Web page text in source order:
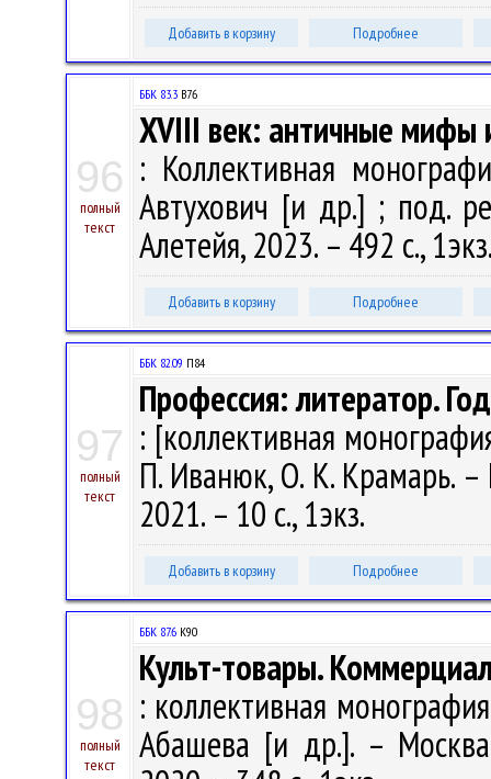
Добавить в корзину Подробнее
96
полный
текст
ББК 83.3 В76
XVIII век: античные мифы
: Коллективная
Автухович [и др.] ; под.
Алетейя, 2023. – 492 с.,
Добавить в корзину Подробнее
97
полный
текст
ББК 82.09 П84
Профессия: литератор.
: [коллективная
П. Иванюк, О. К. Крамарь. –
2021. – 10 с., 1экз.
Добавить в корзину Подробнее
98
полный
текст
ББК 87.6 К90
Культ-товары.
: коллективная
Абашева [и др.]. –